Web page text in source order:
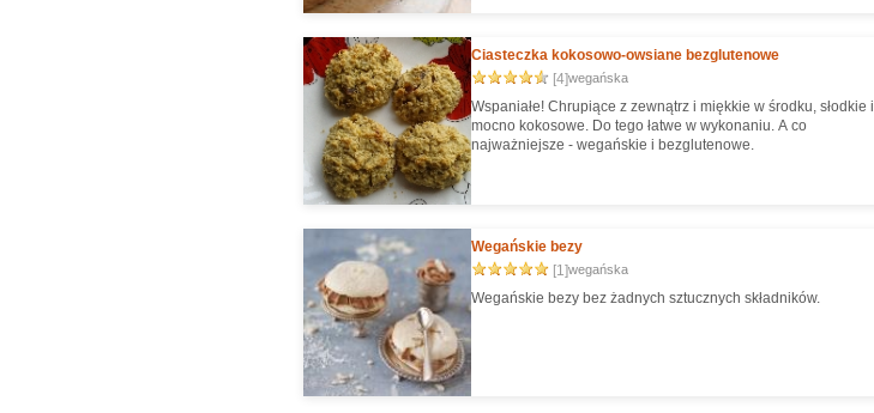
Ciasteczka kokosowo-owsiane bezglutenowe
[4]wegańska
Wspaniałe! Chrupiące z zewnątrz i miękkie w środku, słodkie i
mocno kokosowe. Do tego łatwe w wykonaniu. A co
najważniejsze - wegańskie i bezglutenowe.
Wegańskie bezy
[1]wegańska
Wegańskie bezy bez żadnych sztucznych składników.